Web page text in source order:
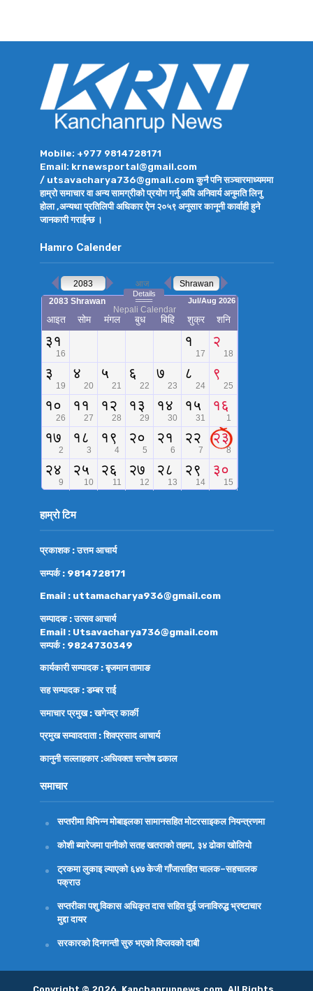
Mobile: +977 9814728171
Email: krnewsportal@gmail.com
/ utsavacharya736@gmail.com कुनै पनि सञ्चारमाध्यममा
हाम्रो समाचार वा अन्य सामग्रीको प्रयोग गर्नु अघि अनिवार्य अनुमति लिनु
होला ,अन्यथा प्रतिलिपी अधिकार ऐन २०५९ अनुसार कानूनी कार्वाही हुने
जानकारी गराईन्छ ।
Hamro Calender
हाम्रो टिम
प्रकाशक : उत्तम आचार्य
सम्पर्क : 9814728171
Email : uttamacharya936@gmail.com
सम्पादक : उत्सव आचार्य
Email : Utsavacharya736@gmail.com
सम्पर्क : 9824730349
कार्यकारी सम्पादक : बृजमान तामाङ
सह सम्पादक : डम्बर राई
समाचार प्रमुख : खगेन्द्र कार्की
प्रमुख सम्वाददाता : शिवप्रसाद आचार्य
कानुनी सल्लाहकार :अधिवक्तासन्तोष ढकाल
समाचार
सप्तरीमा विभिन्न मोबाइलका सामानसहित मोटरसाइकल नियन्त्रणमा
कोशी ब्यारेजमा पानीको सतह खतराको तहमा, ३४ ढोका खोलियो
ट्रकमा लुकाइ ल्याएको ६४७ केजी गाँजासहित चालक–सहचालक
पक्राउ
सप्तरीका पशु विकास अधिकृत दास सहित दुई जनाविरुद्ध भ्रष्टाचार
मुद्दा दायर
सरकारको दिनगन्ती सुरु भएको विप्लवको दाबी